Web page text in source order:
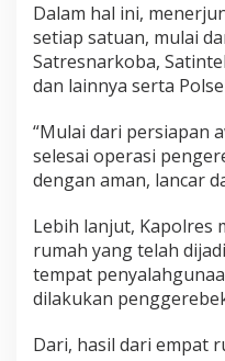
Dalam hal ini,
setiap satuan, mulai
Satresnarkoba,
dan lainnya serta
“Mulai dari persiapan
selesai operasi
dengan aman, lancar
Lebih lanjut, Kapolres
rumah yang telah
tempat
dilakukan
Dari, hasil dari empat